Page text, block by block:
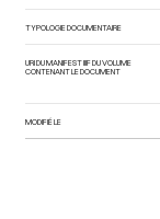
TYPOLOGIE DOCUMENTAIRE
URI DU MANIFEST IIIF DU VOLUME
CONTENANT LE DOCUMENT
MODIFIÉ LE